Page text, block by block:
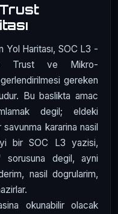
Haritası, SOC L3 -
Trust ve Mikro-
gereken
Bu baslikta amac
degil; eldeki
kararina nasil
bir SOC L3 yazisi,
degil, ayni
nasil dogrularim,
okunabilir olacak